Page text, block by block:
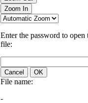
Zoom In
Enter the password to open
file:
Cancel OK
File name:
-